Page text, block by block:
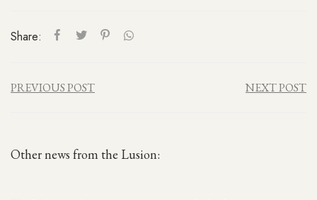
Share:
PREVIOUS POST NEXT POST
Other news from the Lusion: